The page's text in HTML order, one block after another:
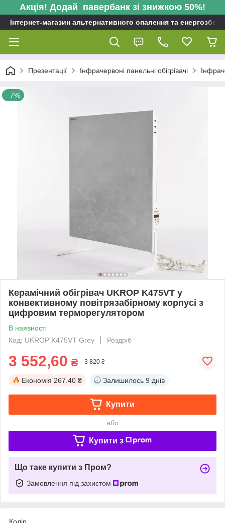
Акція! Додай павербанк зі знижкою 50%!
Інтернет-магазин альтернативного опалення та
Презентації Інфрачервоні панельні обігрівачі
–7%
Керамічний обігрівач UKROP K475VT у
конвективному повітрязабірному корпусі з
цифровим терморегулятором
В наявності
Код: UKROP K475VT Grey
Роздріб
3 552,60 ₴ 3 820 ₴
Економія 267.40 ₴ Залишилось 9 днів
Купити
або
Купити з
Що таке купити з Пром?
Замовлення під захистом
Колір